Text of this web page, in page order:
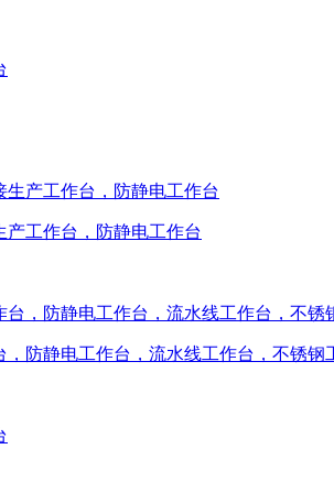
产工作台，防静电工作台
，防静电工作台，流水线工作台，不锈钢